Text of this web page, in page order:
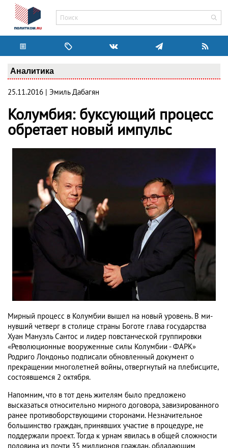
Аналитика
25.11.2016 | Эмиль Дабагян
Колумбия: буксующий процесс
обретает новый импульс
Мирный процесс в Колумбии вышел на новый уровень. В ми­
нувший четверг в столице страны Боготе глава государства
Хуан Мануэль Сантос и лидер повстанческой группировки
«Революционные вооруженные силы Колумбии - ФАРК»
Родриго Лондоньо подписали обновленный документ о
прекращении многолетней войны, отвергнутый на плебисците,
состоявшемся 2 октября.
Напомним, что в тот день жителям было предложено
высказаться относительно мирного договора, завизированного
ранее противоборствующими сторонами. Незначительное
большинство граждан, принявших участие в процедуре, не
поддержали проект. Тогда к урнам явилась в общей сложности
половина из почти 35 миллионов граждан, обладающим